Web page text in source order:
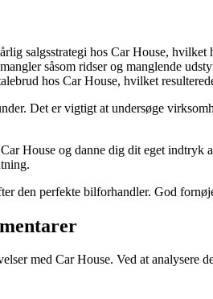
salgsstrategi hos Car House,
såsom ridser og manglende
hos Car House, hvilket
Det er vigtigt at undersøge
House og danne dig dit eget
den perfekte bilforhandler. God
med Car House. Ved at